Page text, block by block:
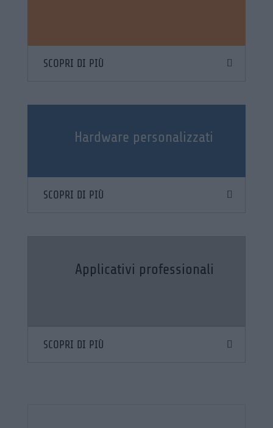
SCOPRI DI PIÙ
Hardware personalizzati
SCOPRI DI PIÙ
Applicativi professionali
SCOPRI DI PIÙ